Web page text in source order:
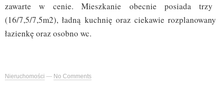
zawarte w cenie. Mieszkanie obecnie posiada trzy
(16/7,5/7,5m2), ładną kuchnię oraz ciekawie
łazienkę oraz osobno wc.
Nieruchomości — No Comments